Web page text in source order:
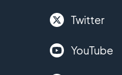
Twitter
YouTube